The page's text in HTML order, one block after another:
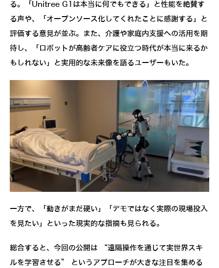
る。「Unitree G1は本当に何でもできる」と性能を絶賛す
る声や、「オープンソース化してくれたことに感謝する」と
評価する意見が並ぶ。また、介護や家庭内支援への活用を期
待し、「ロボットが高齢者ケアに役立つ時代が本当に来るか
もしれない」と実用的な未来像を語るユーザーもいた。
一方で、「動きがまだ硬い」「デモではなく実際の現場投入
を見たい」といった現実的な指摘も見られる。
総合すると、今回の公開は
“遠隔操作を通じて実世界スキ
ルを学習させる” というアプローチが大きな注目を集める